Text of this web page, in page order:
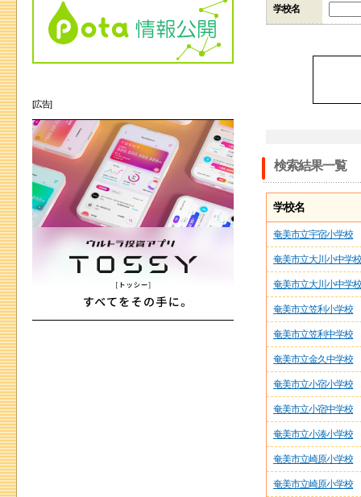
学校名
検索結果一覧
学校名
奄美市立宇宿小学校
奄美市立大川小中学校
奄美市立大川小中学校
奄美市立笠利小学校
奄美市立笠利中学校
奄美市立金久中学校
奄美市立小宿小学校
奄美市立小宿中学校
奄美市立小湊小学校
奄美市立崎原小学校
奄美市立崎原小学校
[広告]